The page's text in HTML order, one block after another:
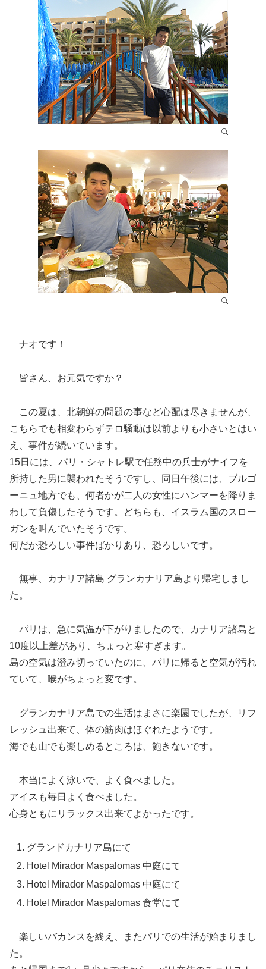
ナオです！
皆さん、お元気ですか？
この夏は、北朝鮮の問題の事など心配は尽きませんが、
こちらでも相変わらずテロ騒動は以前よりも小さいとはい
え、事件が続いています。
15日には、パリ・シャトレ駅で任務中の兵士がナイフを
所持した男に襲われたそうですし、同日午後には、ブルゴ
ーニュ地方でも、何者かが二人の女性にハンマーを降りま
わして負傷したそうです。どちらも、イスラム国のスロー
ガンを叫んでいたそうです。
何だか恐ろしい事件ばかりあり、恐ろしいです。
無事、カナリア諸島 グランカナリア島より帰宅しまし
た。
パリは、急に気温が下がりましたので、カナリア諸島と
10度以上差があり、ちょっと寒すぎます。
島の空気は澄み切っていたのに、パリに帰ると空気が汚れ
ていて、喉がちょっと変です。
グランカナリア島での生活はまさに楽園でしたが、リフ
レッシュ出来て、体の筋肉はほぐれたようです。
海でも山でも楽しめるところは、飽きないです。
本当によく泳いで、よく食べました。
アイスも毎日よく食べました。
心身ともにリラックス出来てよかったです。
グランドカナリア島にて
Hotel Mirador Maspalomas 中庭にて
Hotel Mirador Maspalomas 中庭にて
Hotel Mirador Maspalomas 食堂にて
楽しいバカンスを終え、またパリでの生活が始まりまし
た。